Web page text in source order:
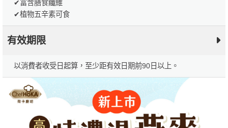
✔富含膳食纖維
✔植物五辛素可食
有效期限
以消費者收受日起算，至少距有效日期前90日以上。